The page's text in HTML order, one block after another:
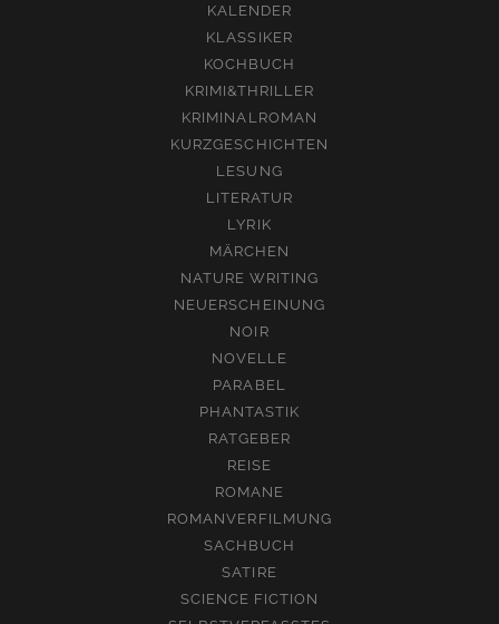
KALENDER
KLASSIKER
KOCHBUCH
KRIMI&THRILLER
KRIMINALROMAN
KURZGESCHICHTEN
LESUNG
LITERATUR
LYRIK
MÄRCHEN
NATURE WRITING
NEUERSCHEINUNG
NOIR
NOVELLE
PARABEL
PHANTASTIK
RATGEBER
REISE
ROMANE
ROMANVERFILMUNG
SACHBUCH
SATIRE
SCIENCE FICTION